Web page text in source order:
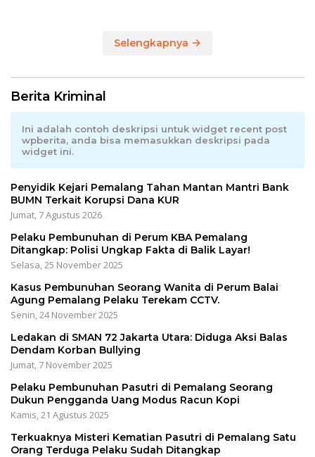
Selengkapnya
Berita Kriminal
Ini adalah contoh deskripsi untuk widget recent post
wpberita, anda bisa memasukkan deskripsi pada
widget ini.
Penyidik Kejari Pemalang Tahan Mantan Mantri Bank
BUMN Terkait Korupsi Dana KUR
Jumat, 7 Agustus 2026
Pelaku Pembunuhan di Perum KBA Pemalang
Ditangkap: Polisi Ungkap Fakta di Balik Layar!
Selasa, 25 November 2025
Kasus Pembunuhan Seorang Wanita di Perum Balai
Agung Pemalang Pelaku Terekam CCTV.
Senin, 24 November 2025
Ledakan di SMAN 72 Jakarta Utara: Diduga Aksi Balas
Dendam Korban Bullying
Jumat, 7 November 2025
Pelaku Pembunuhan Pasutri di Pemalang Seorang
Dukun Pengganda Uang Modus Racun Kopi
Kamis, 21 Agustus 2025
Terkuaknya Misteri Kematian Pasutri di Pemalang Satu
Orang Terduga Pelaku Sudah Ditangkap